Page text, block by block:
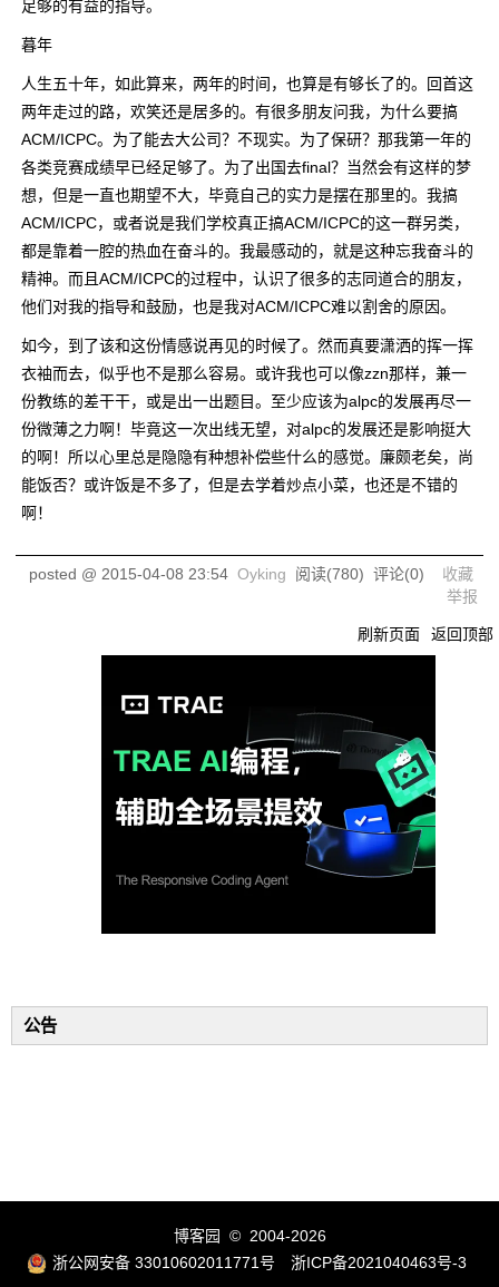
足够的有益的指导。
暮年
人生五十年，如此算来，两年的时间，也算是有够长了的。回首这
两年走过的路，欢笑还是居多的。有很多朋友问我，为什么要搞
ACM/ICPC。为了能去大公司？不现实。为了保研？那我第一年的
各类竞赛成绩早已经足够了。为了出国去final？当然会有这样的梦
想，但是一直也期望不大，毕竟自己的实力是摆在那里的。我搞
ACM/ICPC，或者说是我们学校真正搞ACM/ICPC的这一群另类，
都是靠着一腔的热血在奋斗的。我最感动的，就是这种忘我奋斗的
精神。而且ACM/ICPC的过程中，认识了很多的志同道合的朋友，
他们对我的指导和鼓励，也是我对ACM/ICPC难以割舍的原因。
如今，到了该和这份情感说再见的时候了。然而真要潇洒的挥一挥
衣袖而去，似乎也不是那么容易。或许我也可以像zzn那样，兼一
份教练的差干干，或是出一出题目。至少应该为alpc的发展再尽一
份微薄之力啊！毕竟这一次出线无望，对alpc的发展还是影响挺大
的啊！所以心里总是隐隐有种想补偿些什么的感觉。廉颇老矣，尚
能饭否？或许饭是不多了，但是去学着炒点小菜，也还是不错的
啊！
posted @ 2015-04-08 23:54 Oyking 阅读(780) 评论(0) 收藏
举报
刷新页面 返回顶部
公告
博客园
© 2004-2026
浙公网安备 33010602011771号
浙ICP备2021040463号-3